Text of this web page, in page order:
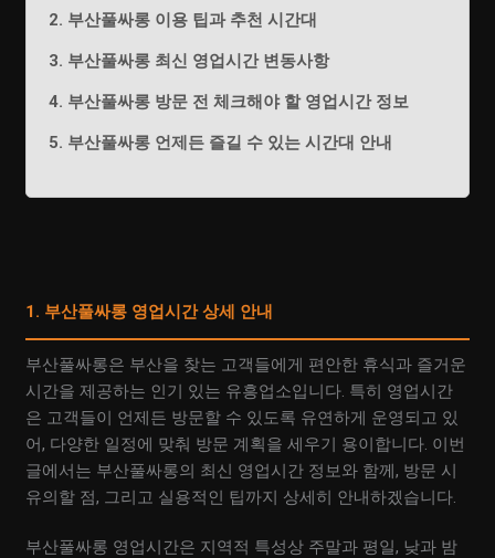
2. 부산풀싸롱 이용 팁과 추천 시간대
3. 부산풀싸롱 최신 영업시간 변동사항
4. 부산풀싸롱 방문 전 체크해야 할 영업시간 정보
5. 부산풀싸롱 언제든 즐길 수 있는 시간대 안내
1. 부산풀싸롱 영업시간 상세 안내
부산풀싸롱은 부산을 찾는 고객들에게 편안한 휴식과 즐거운
시간을 제공하는 인기 있는 유흥업소입니다. 특히 영업시간
은 고객들이 언제든 방문할 수 있도록 유연하게 운영되고 있
어, 다양한 일정에 맞춰 방문 계획을 세우기 용이합니다. 이번
글에서는 부산풀싸롱의 최신 영업시간 정보와 함께, 방문 시
유의할 점, 그리고 실용적인 팁까지 상세히 안내하겠습니다.
부산풀싸롱 영업시간은 지역적 특성상 주말과 평일, 낮과 밤